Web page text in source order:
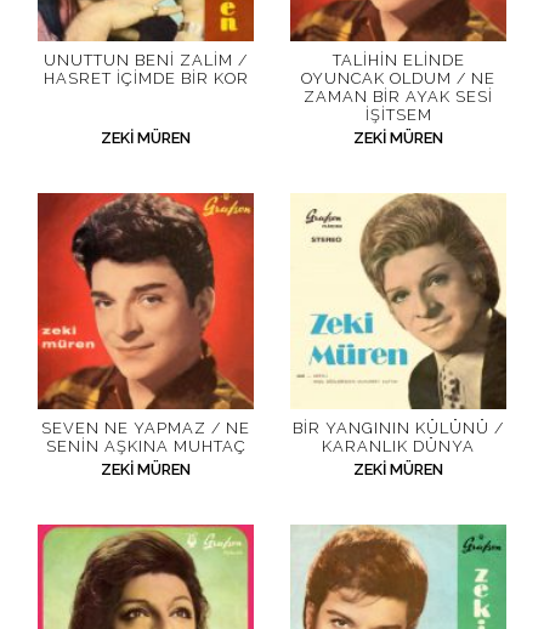
UNUTTUN BENI ZALIM /
HASRET İÇIMDE BIR KOR
ZEKI MÜREN
TALIHIN ELINDE
OYUNCAK OLDUM / NE
ZAMAN BIR AYAK SESI
İŞITSEM
ZEKI MÜREN
SEVEN NE YAPMAZ / NE
SENIN AŞKINA MUHTAÇ
ZEKI MÜREN
BIR YANGININ KÜLÜNÜ /
KARANLIK DÜNYA
ZEKI MÜREN